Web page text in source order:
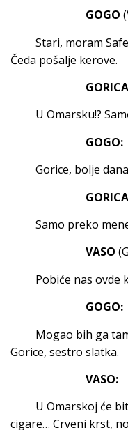
GOGO
Stari, moram
Čeda pošalje kerove.
GORICA
U Omarsku!?
GOGO:
Gorice, bolje
Samo preko mene
VASO
Pobiće nas ovde ko
GOGO:
Mogao bih ga
Gorice, sestro slatka.
VASO:
U Omarskoj će biti
cigare… Crveni krst,